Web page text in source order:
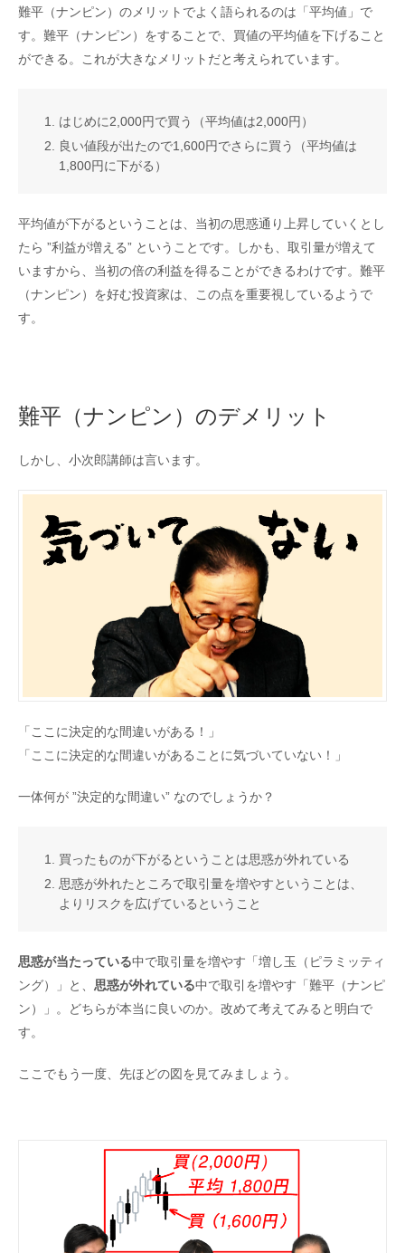
難平（ナンピン）のメリットでよく語られるのは「平均値」で
す。難平（ナンピン）をすることで、買値の平均値を下げること
ができる。これが大きなメリットだと考えられています。
はじめに2,000円で買う（平均値は2,000円）
良い値段が出たので1,600円でさらに買う（平均値は
1,800円に下がる）
平均値が下がるということは、当初の思惑通り上昇していくとし
たら ”利益が増える” ということです。しかも、取引量が増えて
いますから、当初の倍の利益を得ることができるわけです。難平
（ナンピン）を好む投資家は、この点を重要視しているようで
す。
難平（ナンピン）のデメリット
しかし、小次郎講師は言います。
「ここに決定的な間違いがある！」
「ここに決定的な間違いがあることに気づいていない！」
一体何が ”決定的な間違い” なのでしょうか？
買ったものが下がるということは思惑が外れている
思惑が外れたところで取引量を増やすということは、
よりリスクを広げているということ
思惑が当たっている中で取引量を増やす「増し玉（ピラミッティ
ング）」と、 思惑が外れている中で取引を増やす「難平（ナンピ
ン）」。どちらが本当に良いのか。改めて考えてみると明白で
す。
ここでもう一度、先ほどの図を見てみましょう。